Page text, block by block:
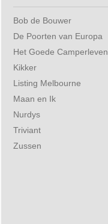
Bob de Bouwer
De Poorten van Europa
Het Goede Camperleven
Kikker
Listing Melbourne
Maan en Ik
Nurdys
Triviant
Zussen